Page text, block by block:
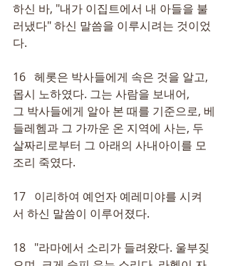
하신 바, "내가 이집트에서 내 아들을 불
러냈다" 하신 말씀을 이루시려는 것이었
다.
16   헤롯은 박사들에게 속은 것을 알고,
몹시 노하였다. 그는 사람을 보내어,
그 박사들에게 알아 본 때를 기준으로, 베
들레헴과 그 가까운 온 지역에 사는, 두
살짜리로부터 그 아래의 사내아이를 모
조리 죽였다.
17   이리하여 예언자 예레미야를 시켜
서 하신 말씀이 이루어졌다.
18   "라마에서 소리가 들려왔다. 울부짖